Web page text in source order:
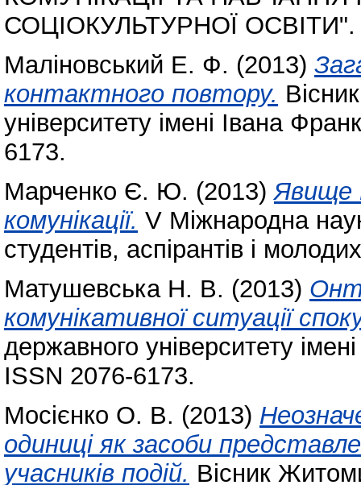
СОЦІОКУЛЬТУРНОЇ ОСВІТИ".
Маліновський Е. Ф. (2013)
контактного повтору.
університету імені Івана
6173.
Марченко Є. Ю. (2013)Явище
комунікації. V Міжнародна
студентів, аспірантів і
Матушевська Н. В. (2013)
комунікативної ситуації
державного університету
ISSN 2076-6173.
Мосієнко О. В. (2013)
одиниці як засоби
учасників подій. Вісник